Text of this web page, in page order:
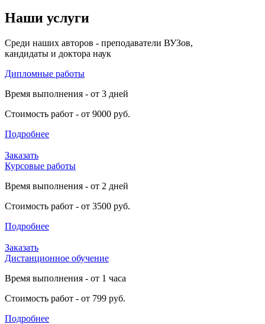
Наши услуги
Среди наших авторов - преподаватели ВУЗов,
кандидаты и доктора наук
Дипломные работы
Время выполнения - от 3 дней
Стоимость работ - от 9000 руб.
Подробнее
Заказать
Курсовые работы
Время выполнения - от 2 дней
Стоимость работ - от 3500 руб.
Подробнее
Заказать
Дистанционное обучение
Время выполнения - от 1 часа
Стоимость работ - от 799 руб.
Подробнее